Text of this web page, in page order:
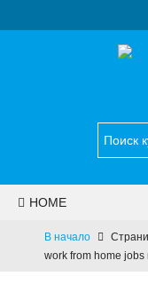
HOME
НОВОСТИ
В начало
work from home jobs